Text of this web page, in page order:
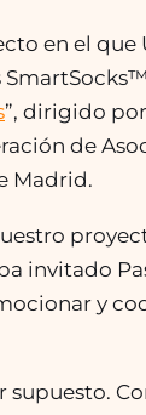
en el
”, dirigido
de
Madrid.
invitado
y